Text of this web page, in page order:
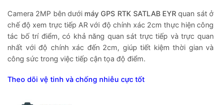
Camera 2MP bên dưới máy GPS RTK SATLAB EYRquan sát ở
chế độ xem trực tiếp AR với độ chính xác 2cm thực hiện công
tác bố trí điểm, có khả năng quan sát trực tiếp và trực quan
nhất với độ chính xác đến 2cm, giúp tiết kiệm thời gian và
công sức trong việc tiếp cận tọa độ điểm.
Theo dõi vệ tinh và chống nhiễu cực tốt